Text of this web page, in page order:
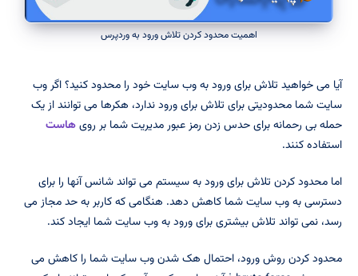
اهمیت محدود کردن تلاش ورود به وردپرس
آیا می خواهید تلاش برای ورود به وب سایت خود را محدود کنید؟ اگر وب
سایت شما محدودیتی برای تلاش برای ورود ندارد، هکرها می توانند از یک
حمله بی رحمانه برای حدس زدن رمز عبور مدیریت شما بر رویهاست
استفاده کنند.
اما محدود کردن تلاش برای ورود به سیستم می تواند شانس آنها را برای
دسترسی به وب سایت شما کاهش دهد. هنگامی که کاربر به حد مجاز می
رسد، نمی تواند تلاش بیشتری برای ورود به وب سایت شما ایجاد کند.
محدود کردن روش ورود، احتمال هک شدن وب سایت شما را کاهش می